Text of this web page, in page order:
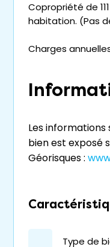
Copropriété de
habitation. (Pas
Charges
Les informations
bien est exposé
Géorisques :
type de